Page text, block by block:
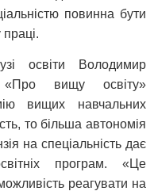
повинна бути
праці.
освіти Володимир
«Про вищу освіту»
вищих навчальних
то більша автономія
на спеціальність дає
програм. «Це
реагувати на